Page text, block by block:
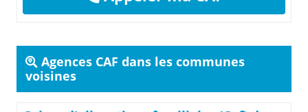
Agences CAF dans les communes
voisines